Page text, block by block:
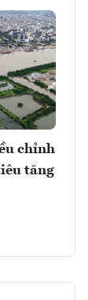
chỉnh
tăng